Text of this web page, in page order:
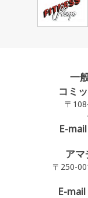
一
コミ
〒
E-mail
ア
〒250-
E-mail